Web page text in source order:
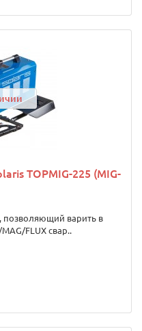
TOPMIG-225 (MIG-
позволяющий варить в
FLUX свар..